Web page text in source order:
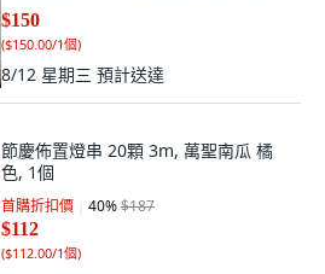
$150
($150.00/1個)
8/12 星期三 預計送達
節慶佈置燈串 20顆 3m, 萬聖南瓜 橘
色, 1個
首購折扣價 40%$187
$112
($112.00/1個)